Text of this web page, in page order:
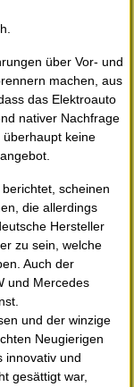
über Vor- und
machen, aus
das Elektroauto
nativer Nachfrage
keine
scheinen
die allerdings
Hersteller
zu sein, welche
Auch der
und Mercedes
und der winzige
Neugierigen
innovativ und
gesättigt war,